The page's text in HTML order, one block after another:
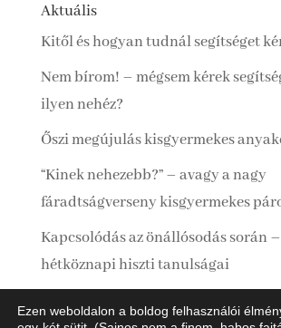
Aktuális
Kitől és hogyan tudnál segítséget
Nem bírom! – mégsem kérek
ilyen nehéz?
Őszi megújulás kisgyermekes
“Kinek nehezebb?” – avagy a nagy
fáradtságverseny kisgyermekes
Kapcsolódás az önállósodás során
hétköznapi hiszti tanulságai
Ezen weboldalon a boldog felhasználói